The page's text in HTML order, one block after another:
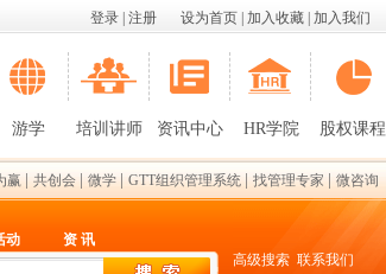
设为首页 加入收藏 加入我们
登录 注册
游学 培训讲师 资讯中心 HR学院 股权课程
赢 共创会 微学 GTT组织管理系统 找管理专家 微咨询
动 资 讯
高级搜索 联系我们